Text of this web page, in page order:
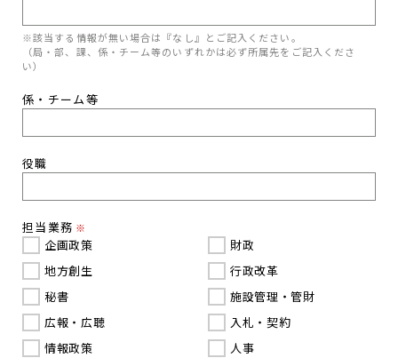
※該当する情報が無い場合は『なし』とご記入ください。
（局・部、課、係・チーム等のいずれかは必ず所属先をご記入くださ
い）
係・チーム等
役職
担当業務 ※
企画政策
地方創生
秘書
広報・広聴
情報政策
財政
行政改革
施設管理・管財
入札・契約
人事